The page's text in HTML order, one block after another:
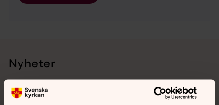
Nyheter
Nytt nummer av tidningen Finn